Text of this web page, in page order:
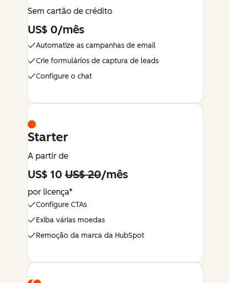
Sem cartão de crédito
US$ 0/mês
Automatize as campanhas de email
Crie formulários de captura de leads
Configure o chat
Starter
A partir de
US$ 10US$ 20/mês
por licença*
Configure CTAs
Exiba várias moedas
Remoção da marca da HubSpot